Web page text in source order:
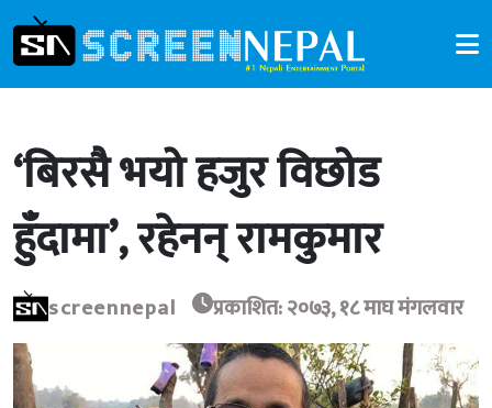
‘बिरसै भयो हजुर विछोड
हुँदामा’, रहेनन् रामकुमार
screennepal प्रकाशित: २०७३, १८ माघ मंगलवार